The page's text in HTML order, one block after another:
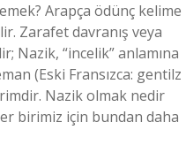
Arapça ödünç kelime
Zarafet davranış veya
Nazik, “incelik” anlamına
(Eski Fransızca: gentilz
Nazik olmak nedir
birimiz için bundan daha